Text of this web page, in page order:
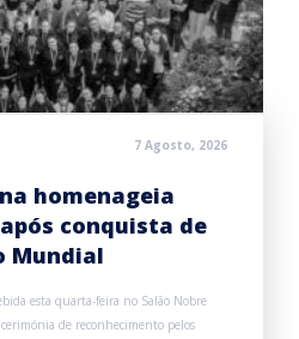
7 Agosto, 2026
homenageia
conquista de
Mundial
esta quarta-feira no Salão Nobre
de reconhecimento pelos